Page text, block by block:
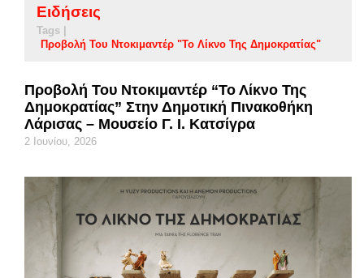
Ειδήσεις
Tags |
Προβολή Του Ντοκιμαντέρ "Το Λίκνο Της Δημοκρατίας"
Προβολή Του Ντοκιμαντέρ “Το Λίκνο Της
Δημοκρατίας” Στην Δημοτική Πινακοθήκη
Λάρισας – Μουσείο Γ. Ι. Κατσίγρα
2 Ιουνίου, 2026